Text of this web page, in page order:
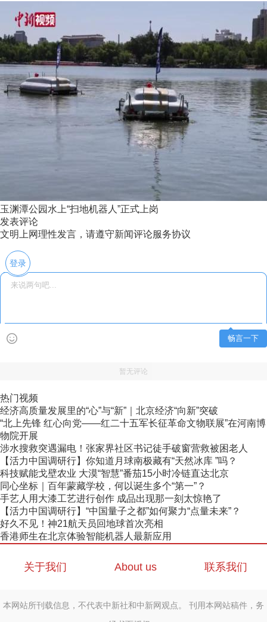
玉渊潭公园水上“扫地机器人”正式上岗
发表评论
文明上网理性发言，请遵守新闻评论服务协议
登录
畅言一下
暂无评论
热门视频
经济高质量发展里的“心”与“新”｜北京经济“向新”突破
“北上先锋 红心向党——红二十五军长征革命文物联展”在河南博
物院开展
涉水搜救突遇漏电！张家界社区书记徒手破窗营救被困老人
【活力中国调研行】你知道月球南极藏有“天然冰库 ”吗？
科技赋能戈壁农业 大漠“智慧”番茄15小时冷链直达北京
同心坐标｜百年蒙藏学校，何以诞生多个“第一”？
手艺人用大漆工艺进行创作 成品出现那一刻太惊艳了
【活力中国调研行】“中国量子之都”如何聚力“点量未来”？
好久不见！神21航天员回地球首次亮相
香港师生在北京体验智能机器人最新应用
关于我们 About us 联系我们
本网站所刊载信息，不代表中新社和中新网观点。 刊用本网站稿件，务